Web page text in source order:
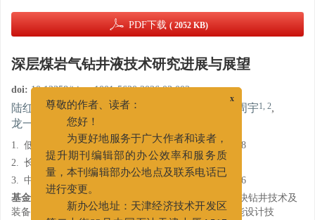
PDF下载 ( 2052 KB)
深层煤岩气钻井液技术研究进展与展望
doi: 10.12358/j.issn.1001-5620.2026.03.002
陆红军 1, 2, , 孙金声3, 欧阳勇 周宇1, 2,
龙一夫
王韧3, 李龙
1. 低渗透油气田勘探开发国家工程实验室, 西安710018
2. 长庆油田分公司油气工艺研究院, 西安710018
3. 中国石油集团工程技术研究院有限公司, 北京102206
基金项目:
国家科技重大专项“煤岩储层失稳机理与优快钻井技术及
装备”（2025ZD1404205）、“井筒工作液关键材料智能设计技
x
尊敬的作者、读者：
您好！
为更好地服务于广大作者和读者，
提升期刊编辑部的办公效率和服务质
量，本刊编辑部办公地点及联系电话已
进行变更。
新办公地址：天津经济技术开发区